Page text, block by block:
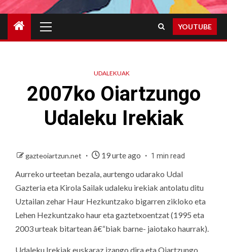
Menu
YOUTUBE
UDALEKUAK
2007ko Oiartzungo
Udaleku Irekiak
gazteoiartzun.net 19 urte ago 1 min read
Aurreko urteetan bezala, aurtengo udarako Udal
Gazteria eta Kirola Sailak udaleku irekiak antolatu ditu
Uztailan zehar Haur Hezkuntzako bigarren zikloko eta
Lehen Hezkuntzako haur eta gaztetxoentzat (1995 eta
2003 urteak bitartean â€“biak barne- jaiotako haurrak).
Udaleku Irekiak euskaraz izango dira eta Oiartzungo